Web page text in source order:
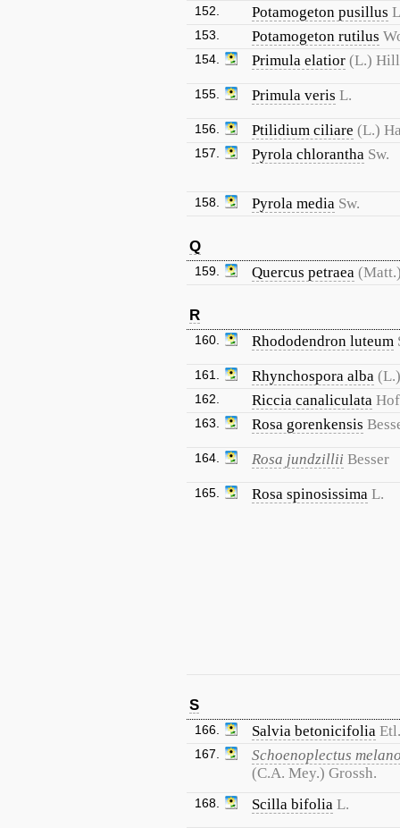
152. Potamogeton pusillus
153. Potamogeton rutilus
154. Primula elatior (L.) Hill
155. Primula veris L.
156. Ptilidium ciliare (L.)
157. Pyrola chlorantha Sw.
158. Pyrola media Sw.
Q
159. Quercus petraea
R
160. Rhododendron luteum
161. Rhynchospora alba
162. Riccia canaliculata
163. Rosa gorenkensis
164. Rosa jundzillii Besser
165. Rosa spinosissima L.
S
166. Salvia betonicifolia Etl.
167.
Schoenoplectus
(C.A. Mey.) Grossh.
168. Scilla bifolia L.